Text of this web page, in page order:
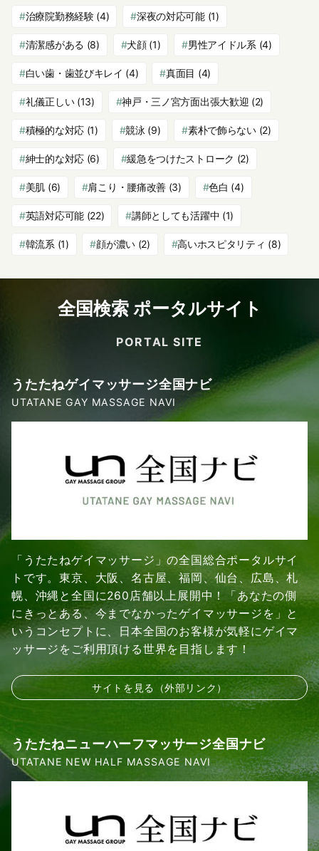
治療院勤務経験(4) 深夜の対応可能(1)
清潔感がある (8) 犬顔(1) 男性アイドル系 (4)
白い歯・歯並びキレイ (4) 真面目 (4)
礼儀正しい(13) 神戸・三ノ宮方面出張大歓迎 (2)
積極的な対応(1) 競泳 (9) 素朴で飾らない(2)
紳士的な対応(6) 緩急をつけたストローク (2)
美肌 (6) 肩こり・腰痛改善 (3) 色白 (4)
英語対応可能(22) 講師としても活躍中 (1)
韓流系 (1) 顔が濃い(2) 高いホスピタリティ (8)
全国検索 ポータルサイト
PORTAL SITE
うたたねゲイマッサージ全国ナビ
UTATANE GAY MASSAGE NAVI
「うたたねゲイマッサージ」の全国総合ポータルサイ
トです。東京、大阪、名古屋、福岡、仙台、広島、札
幌、沖縄と全国に260店舗以上展開中！「あなたの側
にきっとある、今までなかったゲイマッサージを」と
いうコンセプトに、日本全国のお客様が気軽にゲイマ
ッサージをご利用頂ける世界を目指します！
サイトを見る（外部リンク）
うたたねニューハーフマッサージ全国ナビ
UTATANE NEW HALF MASSAGE NAVI